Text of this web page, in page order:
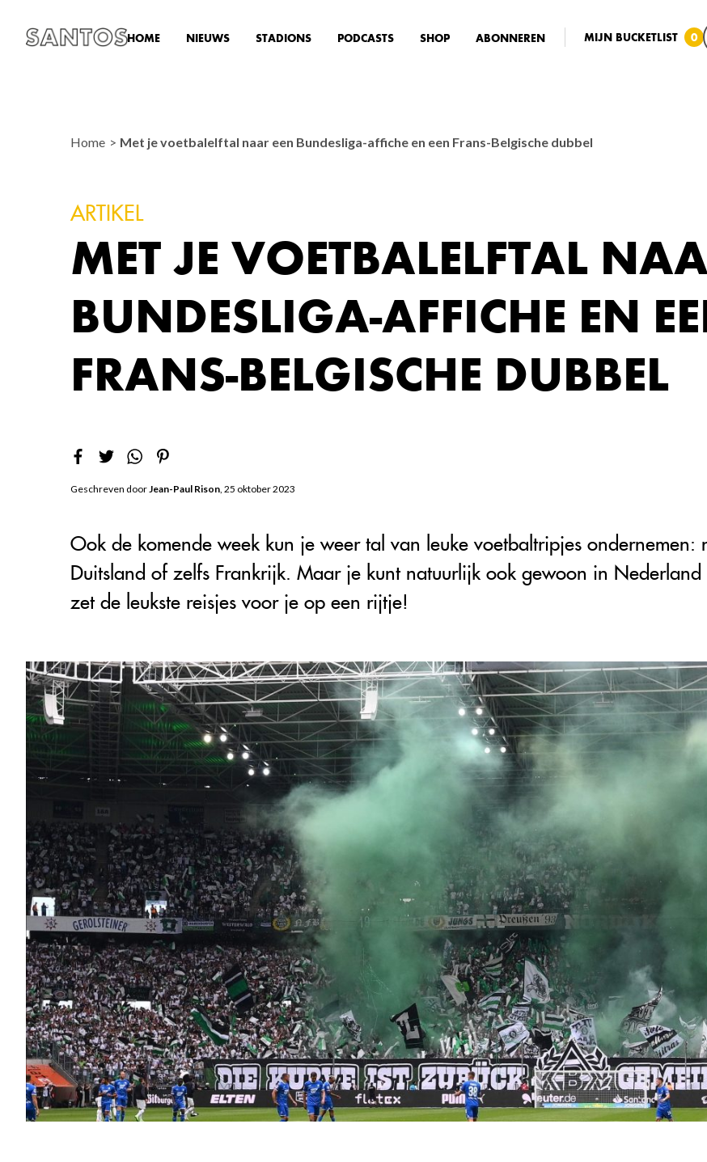
HOME NIEUWS STADIONS PODCASTS SHOP ABONNEREN MIJN BUCKETLIST 0
Home Met je voetbalelftal naar een Bundesliga-affiche en een Frans-Belgische dubbel
ARTIKEL
MET JE VOETBALELFTAL
BUNDESLIGA-AFFICHE EN
FRANS-BELGISCHE DUBBEL
Geschreven doorJean-Paul Rison, 25 oktober 2023
Ook de komende week kun je weer tal van leuke voetbaltripjes ondernemen:
Duitsland of zelfs Frankrijk. Maar je kunt natuurlijk ook gewoon in
zet de leukste reisjes voor je op een rijtje!